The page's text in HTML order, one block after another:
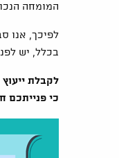
המומחה
לפיכך, אנו
בכלל, יש
לקבלת
כי פנייתכם